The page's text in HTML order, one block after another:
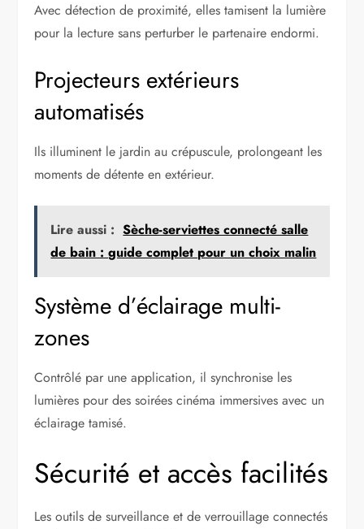
Avec détection de proximité, elles tamisent la lumière
pour la lecture sans perturber le partenaire endormi.
Projecteurs extérieurs
automatisés
Ils illuminent le jardin au crépuscule, prolongeant les
moments de détente en extérieur.
Lire aussi : Sèche-serviettes connecté salle
de bain : guide complet pour un choix malin
Système d’éclairage multi-
zones
Contrôlé par une application, il synchronise les
lumières pour des soirées cinéma immersives avec un
éclairage tamisé.
Sécurité et accès facilités
Les outils de surveillance et de verrouillage connectés